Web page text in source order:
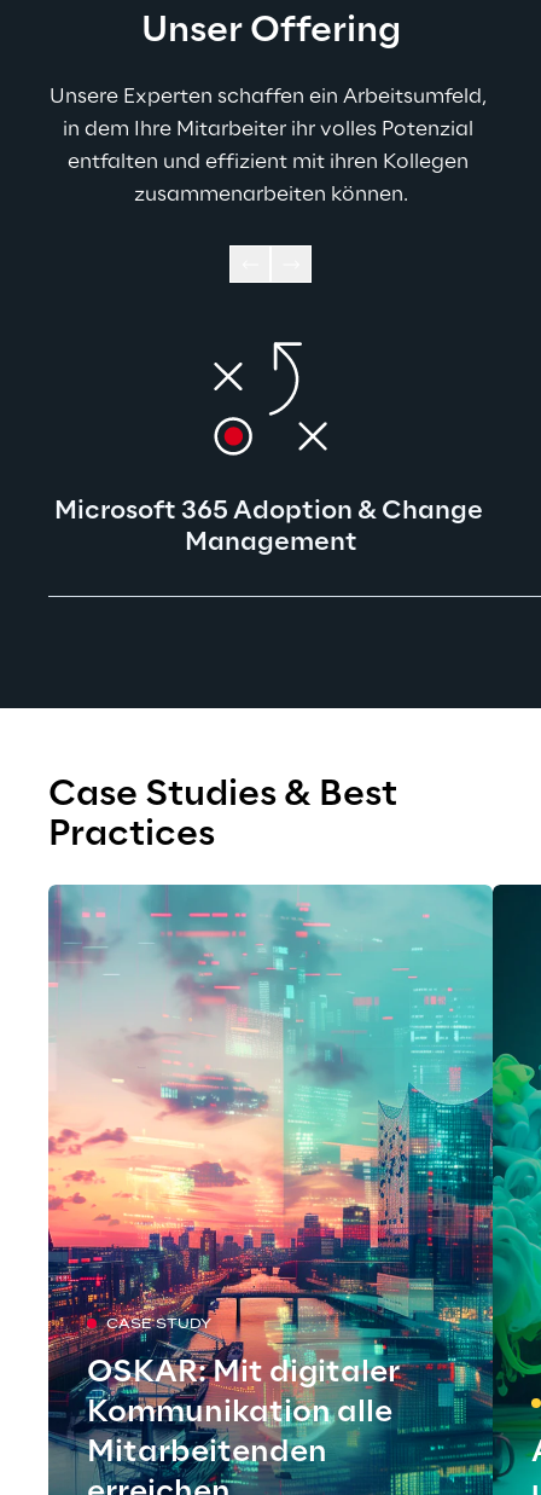
Unser Offering
Unsere Experten schaffen ein Arbeitsumfeld,
in dem Ihre Mitarbeiter ihr volles Potenzial
entfalten und effizient mit ihren Kollegen
zusammenarbeiten können.
Microsoft 365 Adoption & Change
Management
Case Studies & Best
Practices
CASE STUDY
OSKAR: Mit digitaler
Kommunikation alle
Mitarbeitenden